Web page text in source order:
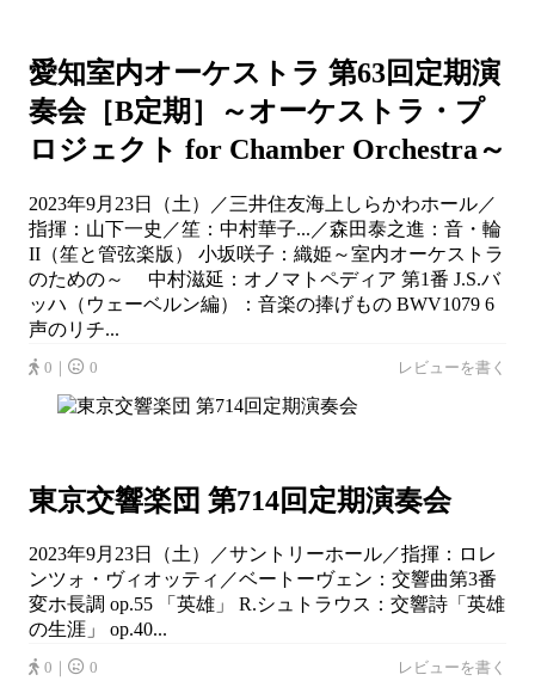
愛知室内オーケストラ 第63回定期演
奏会［B定期］～オーケストラ・プ
ロジェクト for Chamber Orchestra～
2023年9月23日（土）／三井住友海上しらかわホール／
指揮：山下一史／笙：中村華子...／森田泰之進：音・輪
II（笙と管弦楽版） 小坂咲子：織姫～室内オーケストラ
のための～ 中村滋延：オノマトペディア 第1番 J.S.バ
ッハ（ウェーベルン編）：音楽の捧げもの BWV1079 6
声のリチ...
0｜ 0 レビューを書く
東京交響楽団 第714回定期演奏会
2023年9月23日（土）／サントリーホール／指揮：ロレ
ンツォ・ヴィオッティ／ベートーヴェン：交響曲第3番
変ホ長調 op.55 「英雄」 R.シュトラウス：交響詩「英雄
の生涯」 op.40...
0｜ 0 レビューを書く